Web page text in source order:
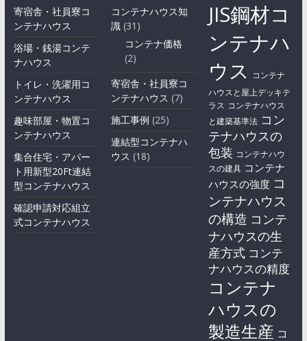
寄宿舎・社員寮コ
ンテナハウス
浴場・銭湯コンテ
ナハウス
トイレ・洗濯用コ
ンテナハウス
趣味部屋・物置コ
ンテナハウス
集合住宅・アパー
ト用新型20Ft連結
型コンテナハウス
確認申請対応組立
式コンテナハウス
コンテナハウス知
識 (31)
コンテナ価格
(2)
寄宿舎・社員寮コ
ンテナハウス (7)
施工事例 (25)
連結型コンテナハ
ウス (18)
JIS鋼材コ
ンテナハ
ウス コンテナ
ハウスと屋上デッキテ
ラス コンテナハウス
と建築基準法 コン
テナハウスの
包装 コンテナハウ
スの建具 コンテナ
ハウスの強度 コ
ンテナハウス
の構造 コンテ
ナハウスの生
産方式 コンテ
ナハウスの精度
コンテナ
ハウスの
製造生産 コ